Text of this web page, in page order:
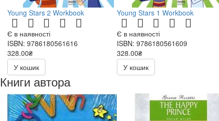
Young Stars 2 Workbook
Є в наявності
ISBN: 9786180561616
328.00₴
У кошик
Young Stars 1 Workbook
Є в наявності
ISBN: 9786180561609
328.00₴
У кошик
Книги автора